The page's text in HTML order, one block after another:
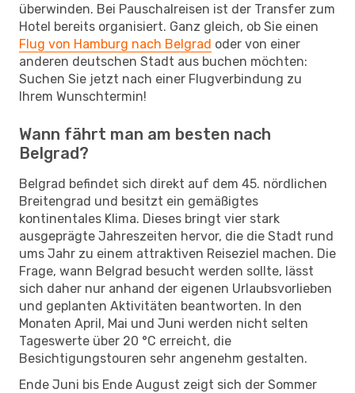
überwinden. Bei Pauschalreisen ist der Transfer zum
Hotel bereits organisiert. Ganz gleich, ob Sie einen
Flug von Hamburg nach Belgrad oder von einer
anderen deutschen Stadt aus buchen möchten:
Suchen Sie jetzt nach einer Flugverbindung zu
Ihrem Wunschtermin!
Wann fährt man am besten nach
Belgrad?
Belgrad befindet sich direkt auf dem 45. nördlichen
Breitengrad und besitzt ein gemäßigtes
kontinentales Klima. Dieses bringt vier stark
ausgeprägte Jahreszeiten hervor, die die Stadt rund
ums Jahr zu einem attraktiven Reiseziel machen. Die
Frage, wann Belgrad besucht werden sollte, lässt
sich daher nur anhand der eigenen Urlaubsvorlieben
und geplanten Aktivitäten beantworten. In den
Monaten April, Mai und Juni werden nicht selten
Tageswerte über 20 °C erreicht, die
Besichtigungstouren sehr angenehm gestalten.
Ende Juni bis Ende August zeigt sich der Sommer